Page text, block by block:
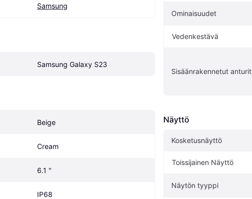
Samsung
Samsung Galaxy S23
Beige
Cream
6.1 "
IP68
Ominaisuudet
Vedenkestävä
Sisäänrakennetut anturit
Näyttö
Kosketusnäyttö
Toissijainen Näyttö
Näytön tyyppi